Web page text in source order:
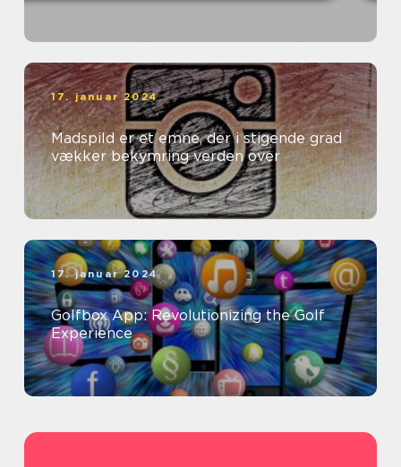
17. januar 2024
Madspild er et emne, der i stigende grad
vækker bekymring verden over
17. januar 2024
Golfbox App: Revolutionizing the Golf
Experience